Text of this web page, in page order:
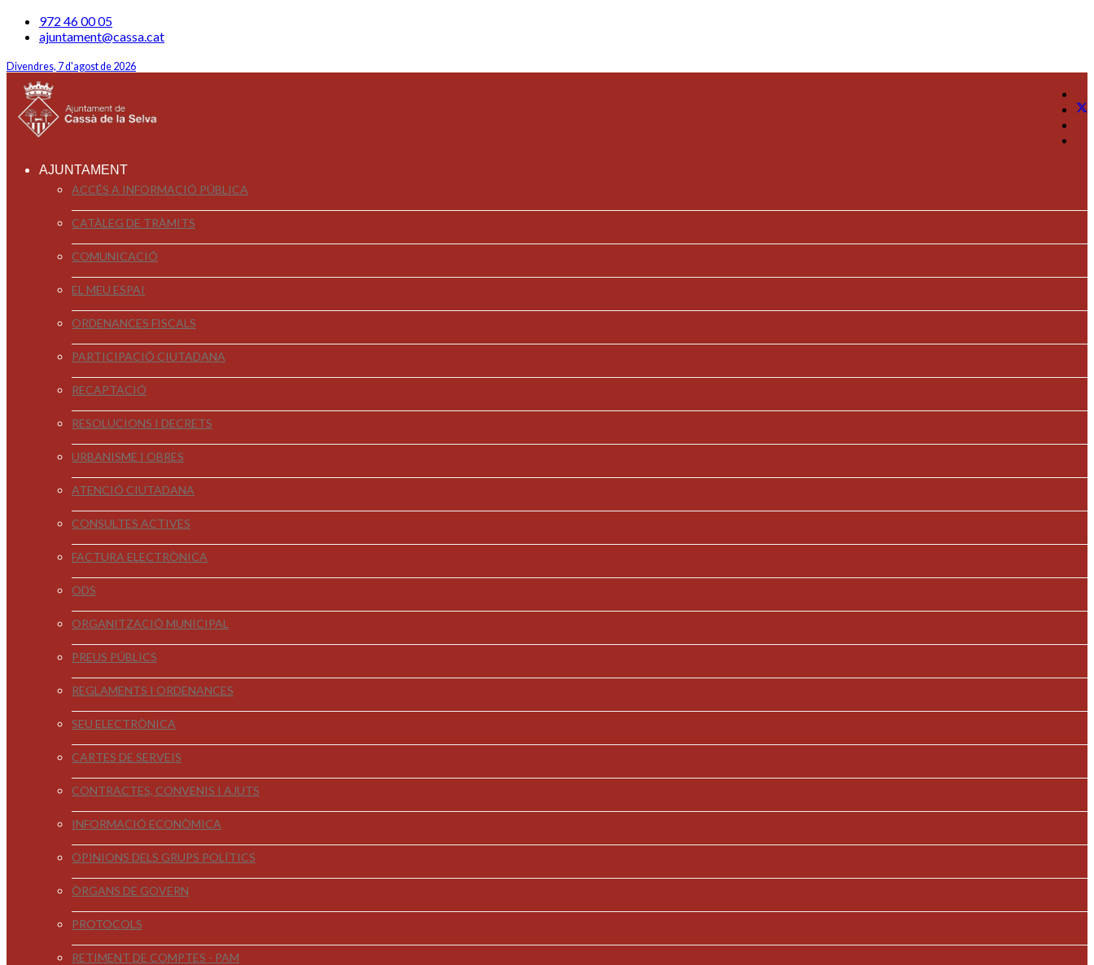
972 46 00 05
ajuntament@cassa.cat
Divendres, 7 d'agost de 2026
AJUNTAMENT
ACCÉS A INFORMACIÓ PÚBLICA
CATÀLEG DE TRÀMITS
COMUNICACIÓ
EL MEU ESPAI
ORDENANCES FISCALS
PARTICIPACIÓ CIUTADANA
RECAPTACIÓ
RESOLUCIONS I DECRETS
URBANISME I OBRES
ATENCIÓ CIUTADANA
CONSULTES ACTIVES
FACTURA ELECTRÒNICA
ODS
ORGANITZACIÓ MUNICIPAL
PREUS PÚBLICS
REGLAMENTS I ORDENANCES
SEU ELECTRÒNICA
CARTES DE SERVEIS
CONTRACTES, CONVENIS I AJUTS
INFORMACIÓ ECONÒMICA
OPINIONS DELS GRUPS POLÍTICS
ÒRGANS DE GOVERN
PROTOCOLS
RETIMENT DE COMPTES - PAM